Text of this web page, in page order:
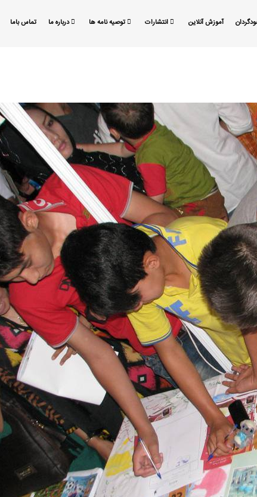
آموزش آنلاین انتشارات توصیه نامه ها درباره ما تماس باما